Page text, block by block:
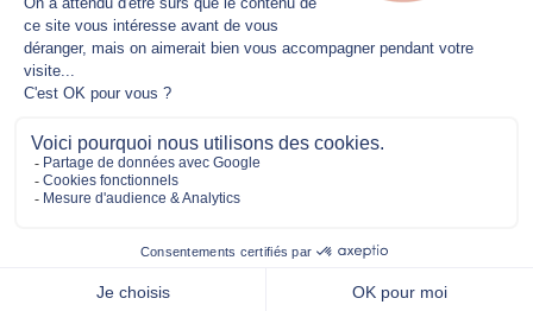
11 bis rue Jean Bart,
27000 Évreux
communication@evreux.catholique.fr
Nous suivre
S’inscrire à notre newsletter
Mentions légales–Politique de confidentialité
Association Diocésaine d’Évreux